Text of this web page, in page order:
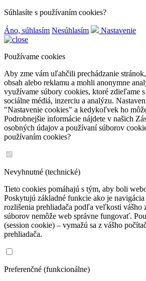
Súhlasíte s používaním cookies?
Áno, súhlasím Nesúhlasím Nastavenie
Používame cookies
Aby zme vám uľahčili prechádzanie
obsah alebo reklamu a mohli anonymne
využívame súbory cookies, ktoré zdieľame
sociálne médiá, inzerciu a analýzu.
"Nastavenie cookies" a kedykoľvek ho
Podrobnejšie informácie nájdete v našich
osobných údajov a používaní súborov
používaním cookies?
Nevyhnutné (technické)
Tieto cookies pomáhajú s tým, aby boli
Poskytujú základné funkcie ako je navigácia
rozlišenia prehliadača podľa veľkosti vášho
súborov nemôže web správne fungovať.
(session cookie) – vymažú sa z vášho
prehliadača.
Preferenčné (funkcionálne)